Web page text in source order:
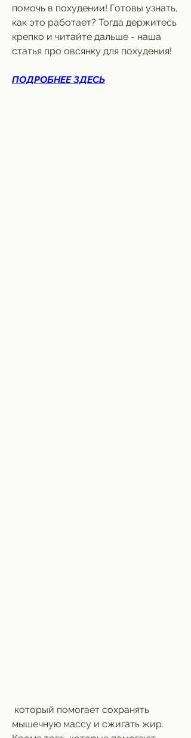
помочь в похудении! Готовы узнать,
как это работает? Тогда держитесь
крепко и читайте дальше - наша
статья про овсянку для похудения!
ПОДРОБНЕЕ ЗДЕСЬ
мышечную массу и сжигать жир.